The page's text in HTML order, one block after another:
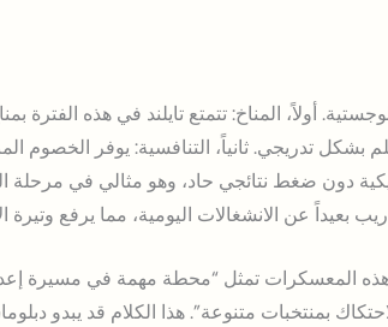
أولاً، المناخ: تتمتع تايلند في هذه الفترة
بشكل تدريجي. ثانياً، التنافسية: يوفر الخصوم
دون ضغط نتائجي حاد، وهو مثالي في مرحلة
بعيداً عن الانشغالات اليومية، مما يرفع وتيرة
هذه المعسكرات تمثل “محطة مهمة في مسيرة
بمنتخبات متنوعة”. هذا الكلام قد يبدو